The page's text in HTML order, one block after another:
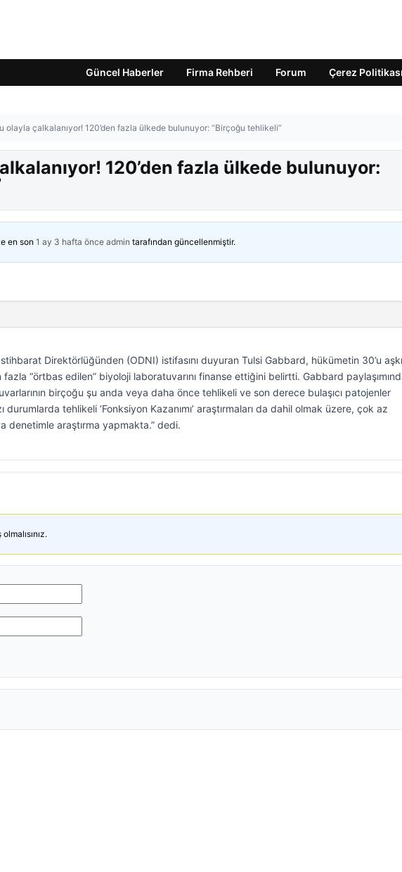
Güncel Haberler Firma Rehberi Forum Çerez Politikası
olayla çalkalanıyor! 120’den fazla ülkede bulunuyor: “Birçoğu tehlikeli”
120’den fazla ülkede bulunuyor:
en son 1 ay 3 hafta önce admin tarafından güncellenmiştir.
Direktörlüğünden (ODNI) istifasını duyuran Tulsi Gabbard, hükümetin 30’u
fazla “örtbas edilen” biyoloji laboratuvarını finanse ettiğini belirtti. Gabbard
birçoğu şu anda veya daha önce tehlikeli ve son derece bulaşıcı patojenler
durumlarda tehlikeli ‘Fonksiyon Kazanımı’ araştırmaları da dahil olmak üzere, çok az
denetimle araştırma yapmakta.” dedi.